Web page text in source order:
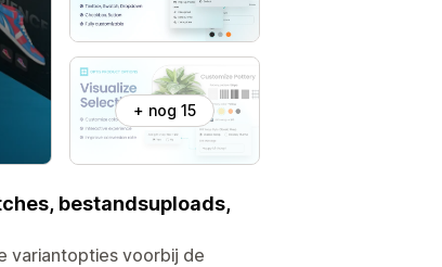
+ nog 15
bestandsuploads,
variantopties voorbij de